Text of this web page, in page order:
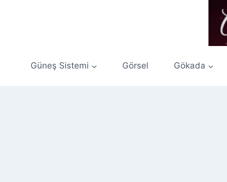
Güneş Sistemi Görsel Gökada